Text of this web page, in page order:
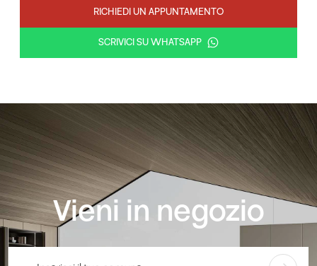
RICHIEDI UN APPUNTAMENTO
SCRIVICI SU WHATSAPP
Vieni in negozio